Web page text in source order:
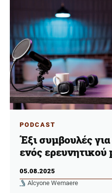
PODCAST
Έξι συμβουλές
ενός ερευνητικού
05.08.2025
Alcyone Wemaere